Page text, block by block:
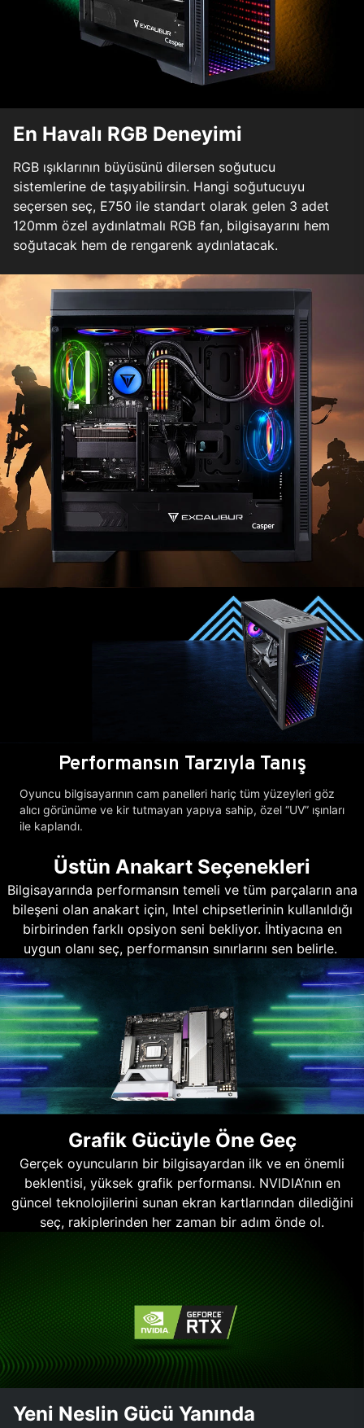
En Havalı RGB Deneyimi
RGB ışıklarının büyüsünü dilersen soğutucu
sistemlerine de taşıyabilirsin. Hangi soğutucuyu
seçersen seç, E750 ile standart olarak gelen 3 adet
120mm özel aydınlatmalı RGB fan, bilgisayarını hem
soğutacak hem de rengarenk aydınlatacak.
Performansın Tarzıyla Tanış
Oyuncu bilgisayarının cam panelleri hariç tüm yüzeyleri göz
alıcı görünüme ve kir tutmayan yapıya sahip, özel “UV” ışınları
ile kaplandı.
Üstün Anakart Seçenekleri
Bilgisayarında performansın temeli ve tüm parçaların ana
bileşeni olan anakart için, Intel chipsetlerinin kullanıldığı
birbirinden farklı opsiyon seni bekliyor. İhtiyacına en
uygun olanı seç, performansın sınırlarını sen belirle.
Grafik Gücüyle Öne Geç
Gerçek oyuncuların bir bilgisayardan ilk ve en önemli
beklentisi, yüksek grafik performansı. NVIDIA’nın en
güncel teknolojilerini sunan ekran kartlarından dilediğini
seç, rakiplerinden her zaman bir adım önde ol.
Yeni Neslin Gücü Yanında